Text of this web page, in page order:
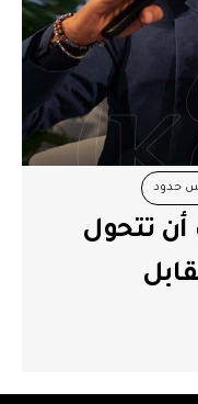
حدود
أن تتحول